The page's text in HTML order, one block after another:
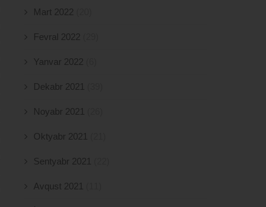
Mart 2022
Fevral 2022
Yanvar 2022
Dekabr 2021
Noyabr 2021
Oktyabr 2021
Sentyabr 2021
Avqust 2021